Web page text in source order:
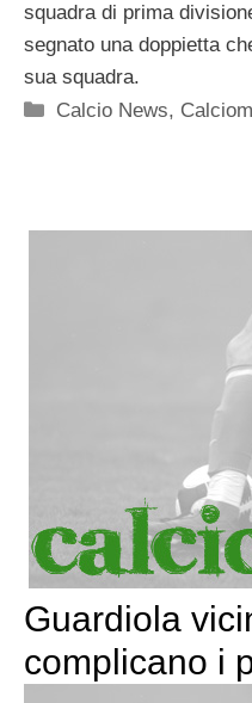
squadra di prima
segnato una doppietta
sua squadra.
Categorie
Calcio News,
Guardiola
complicano i